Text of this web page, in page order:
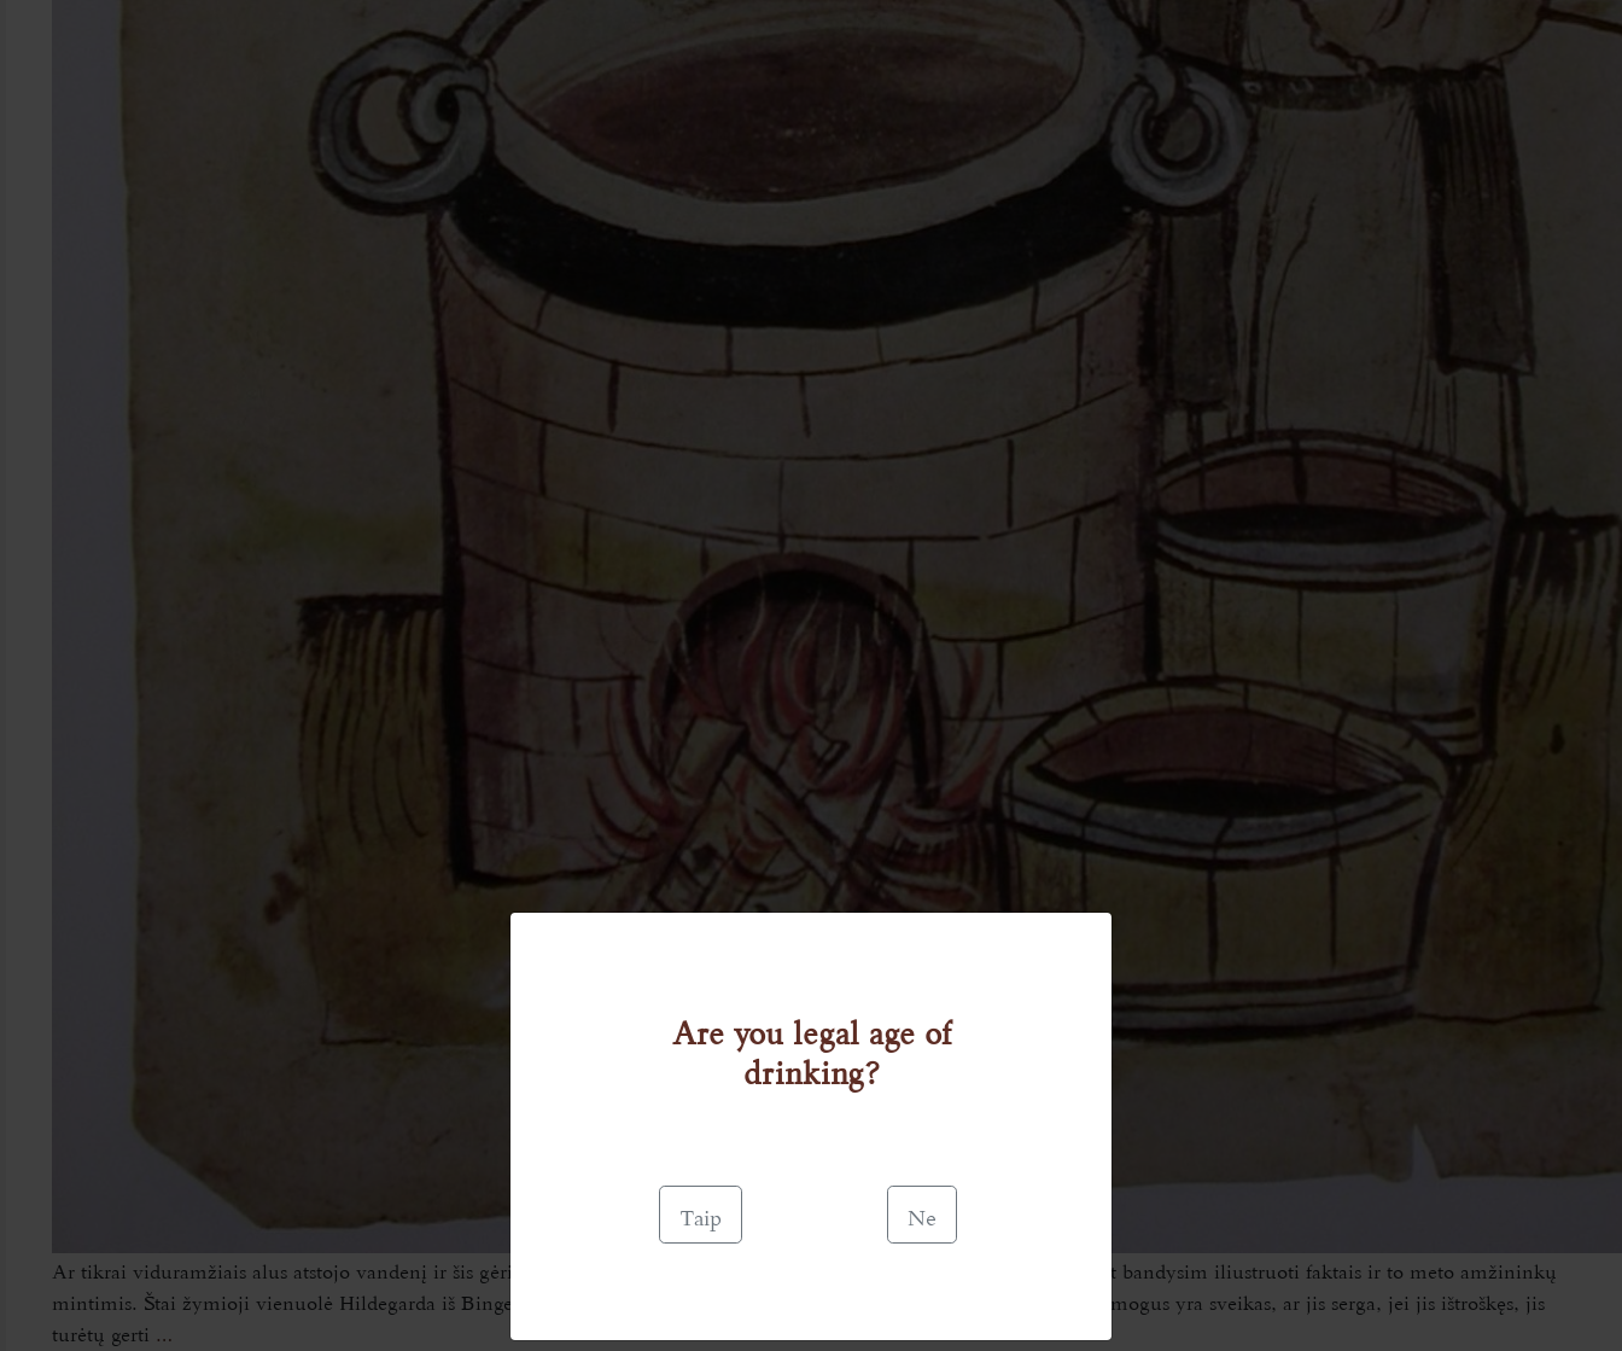
Ar tikrai viduramžiais alus atstojo vandenį ir šis gėrimas buvo vartotas kasdien? Į šį klausimą tiesmukai neatsakysim, bet bandysim iliustruoti faktais ir to meto amžininkų
mintimis. Štai žymioji vienuolė Hildegarda iš Bingeno 1150 m . savo veikale “Physica Sacra” pažymi : „Nesvarbu, ar žmogus yra sveikas, ar jis serga, jei jis ištroškęs, jis
turėtų gerti …
Are you legal age of
drinking?
Taip Ne